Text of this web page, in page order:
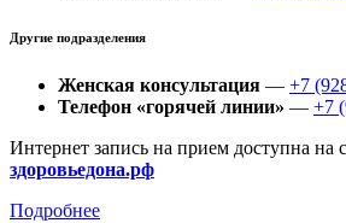
Другие подразделения
Женская консультация — +7
Телефон «горячей линии» — +7
Интернет запись на прием доступна на
здоровьедона.рф
Подробнее